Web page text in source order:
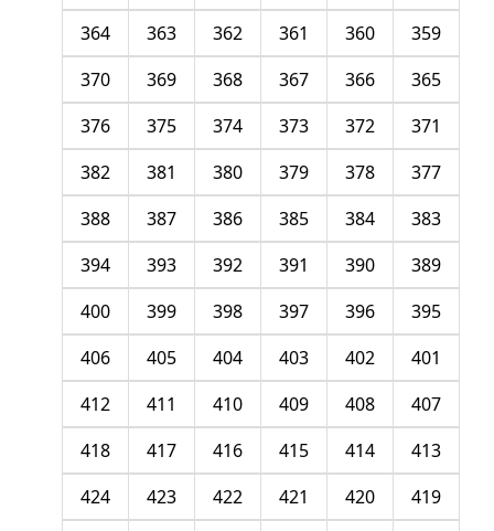
359
360
361
362
363
364
365
366
367
368
369
370
371
372
373
374
375
376
377
378
379
380
381
382
383
384
385
386
387
388
389
390
391
392
393
394
395
396
397
398
399
400
401
402
403
404
405
406
407
408
409
410
411
412
413
414
415
416
417
418
419
420
421
422
423
424